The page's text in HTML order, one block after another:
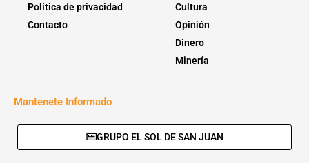
Política de privacidad
Contacto
Cultura
Opinión
Dinero
Minería
Mantenete Informado
GRUPO EL SOL DE SAN JUAN